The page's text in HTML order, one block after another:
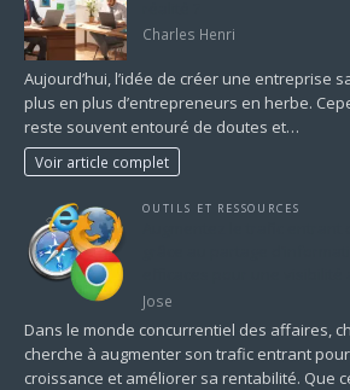
Charles Henri
Aujourd’hui, l’idée de créer une entreprise
plus en plus d’entrepreneurs en herbe.
reste souvent entouré de doutes et…
Voir article complet
OUTILS ET RESSOURCES
Jose
Dans le monde concurrentiel des affaires,
cherche à augmenter son trafic entrant
croissance et améliorer sa rentabilité. Que